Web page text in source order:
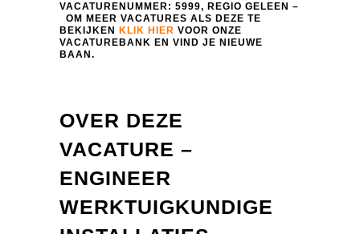
VACATURENUMMER: 5999, REGIO GELEEN –
OM MEER VACATURES ALS DEZE TE
BEKIJKEN
KLIK HIER VOOR ONZE
VACATUREBANK EN VIND JE NIEUWE
BAAN.
OVER DEZE
VACATURE –
ENGINEER
WERKTUIGKUNDIGE